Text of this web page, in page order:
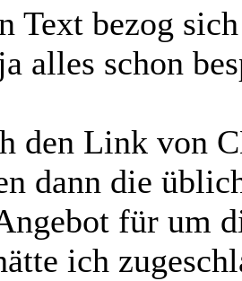
Text bezog
alles schon
den Link von
dann die
für um
ich